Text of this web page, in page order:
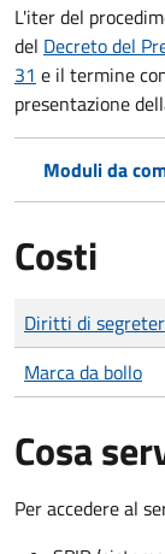
L'iter del
del Decreto del
31 e il termine
presentazione
Moduli da
Costi
Tipo di
Importo
Diritti di
Marca da bollo
Cosa
Per accedere al